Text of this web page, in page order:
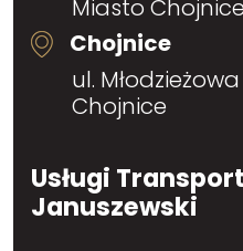
Miasto Chojnice
Chojnice
ul.
Chojnice
Usługi
Januszewski